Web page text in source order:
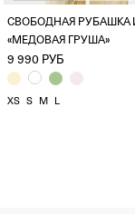
СВОБОДНАЯ РУБАШКА
«МЕДОВАЯ ГРУША»
9 990 РУБ
XS S M L